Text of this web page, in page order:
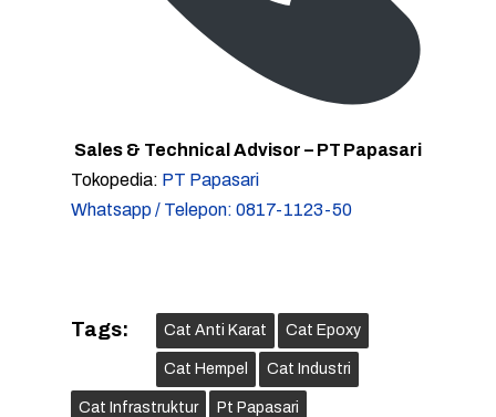
Sales & Technical Advisor – PT Papasari
Tokopedia: PT Papasari
Whatsapp / Telepon: 0817-1123-50
Tags: Cat Anti Karat Cat Epoxy
Cat Hempel Cat Industri
Cat Infrastruktur Pt Papasari